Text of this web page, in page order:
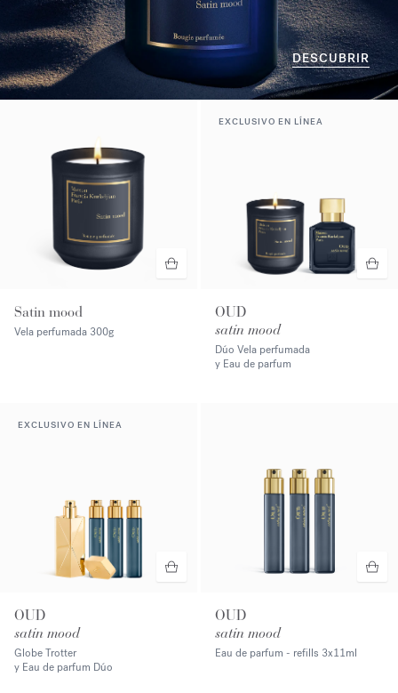
DESCUBRIR
Satin mood
Vela perfumada 300g
EXCLUSIVO EN LÍNEA
OUD
satin mood
Dúo Vela perfumada
y Eau de parfum
EXCLUSIVO EN LÍNEA
OUD
satin mood
Globe Trotter
y Eau de parfum Dúo
OUD
satin mood
Eau de parfum - refills 3x11ml